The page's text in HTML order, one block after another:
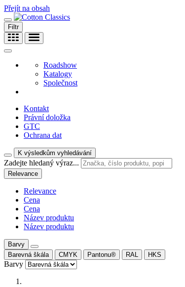
Přejít na obsah
Filtr
Roadshow
Katalogy
Společnost
Kontakt
Právní doložka
GTC
Ochrana dat
K výsledkům vyhledávání
Zadejte hledaný výraz...
Relevance
Relevance
Cena
Cena
Název produktu
Název produktu
Barvy
Barevná škála
CMYK Pantonu® RAL HKS
Barvy